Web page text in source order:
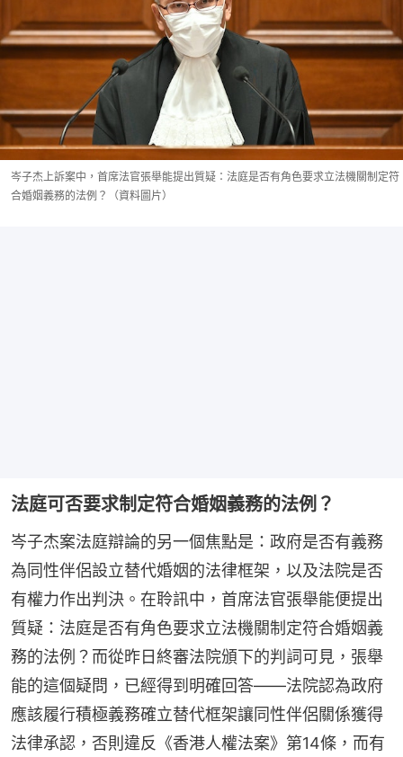
岑子杰上訴案中，首席法官張舉能提出質疑：法庭是否有角色要求立法機關制定符
合婚姻義務的法例？（資料圖片）
法庭可否要求制定符合婚姻義務的法例？
岑子杰案法庭辯論的另一個焦點是：政府是否有義務
為同性伴侶設立替代婚姻的法律框架，以及法院是否
有權力作出判決。在聆訊中，首席法官張舉能便提出
質疑：法庭是否有角色要求立法機關制定符合婚姻義
務的法例？而從昨日終審法院頒下的判詞可見，張舉
能的這個疑問，已經得到明確回答——法院認為政府
應該履行積極義務確立替代框架讓同性伴侶關係獲得
法律承認，否則違反《香港人權法案》第14條，而有